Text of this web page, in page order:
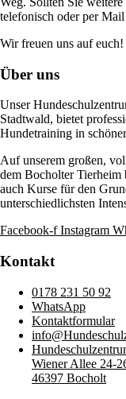
telefonisch oder per Mail
Wir freuen uns auf euch!
Über uns
Unser
Stadtwald, bietet
Hundetraining in
Auf unserem großen,
dem Bocholter
auch Kurse für den
unterschiedlichsten
Facebook-f Instagram
Kontakt
0178 231 50 92
WhatsApp
Kontaktformular
Wiener Allee 24-
46397 Bocholt